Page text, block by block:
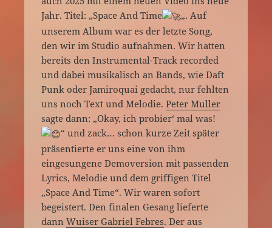
Jahr. Titel: „Space And Time
„. Auf
unserem Album war es der letzte Song,
den wir im Studio aufnahmen. Wir hatten
bereits den Instrumental-Track recorded
und dabei musikalisch an Bands, wie Daft
Punk oder Jamiroquai gedacht, nur fehlten
uns noch Text und Melodie.Peter Muller
sagte dann: „Okay, ich probier‘ mal was!
“ und zack… schon kurze Zeit später
präsentierte er uns eine von ihm
eingesungene Demoversion mit passenden
Lyrics, Melodie und dem griffigen Titel
„Space And Time“. Wir waren sofort
begeistert. Den finalen Gesang lieferte
dannWuiser Gabriel Febres. Der aus